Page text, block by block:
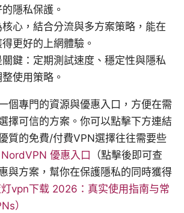
隱私保護。
心，結合分流與多方案策略，能在
更好的上網體驗。
鍵：定期測試速度、穩定性與隱私
使用策略。
個專門的資源與優惠入口，方便在需
擇可信的方案。你可以點擊下方連結
質的免費/付費VPN選擇往往需要些
NordVPN 優惠入口
（點擊後即可查
與方案，幫你在保護隱私的同時獲得
vpn下载 2026：真实使用指南与常
）